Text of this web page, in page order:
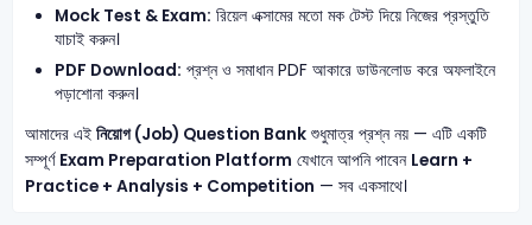
Mock Test & Exam: রিয়েল এক্সামের মতো মক টেস্ট দিয়ে নিজের প্রস্তুতি
যাচাই করুন।
PDF Download: প্রশ্ন ও সমাধান PDF আকারে ডাউনলোড করে অফলাইনে
পড়াশোনা করুন।
আমাদের এই নিয়োগ (Job) Question Bankশুধুমাত্র প্রশ্ন নয় — এটি একটি
সম্পূর্ণ Exam Preparation Platform যেখানে আপনি পাবেন Learn +
Practice + Analysis + Competition — সব একসাথে।